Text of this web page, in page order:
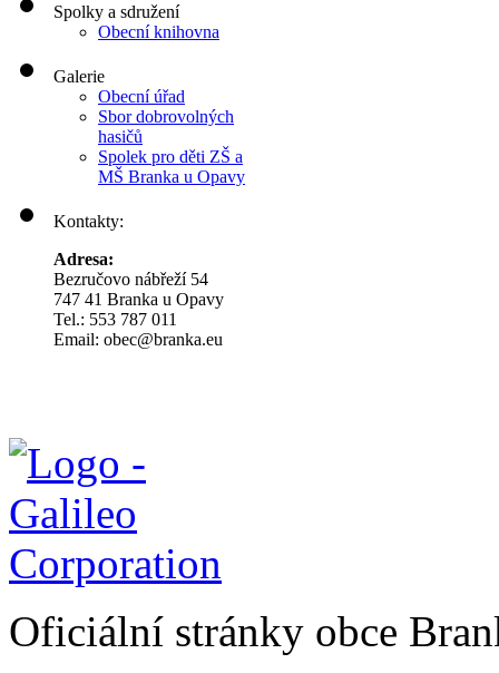
Spolky a sdružení
Obecní knihovna
Galerie
Obecní úřad
Sbor dobrovolných
hasičů
Spolek pro děti ZŠ a
MŠ Branka u Opavy
Kontakty:
Adresa:
Bezručovo nábřeží 54
747 41 Branka u Opavy
Tel.: 553 787 011
Email: obec@branka.eu
Oficiální stránky obce